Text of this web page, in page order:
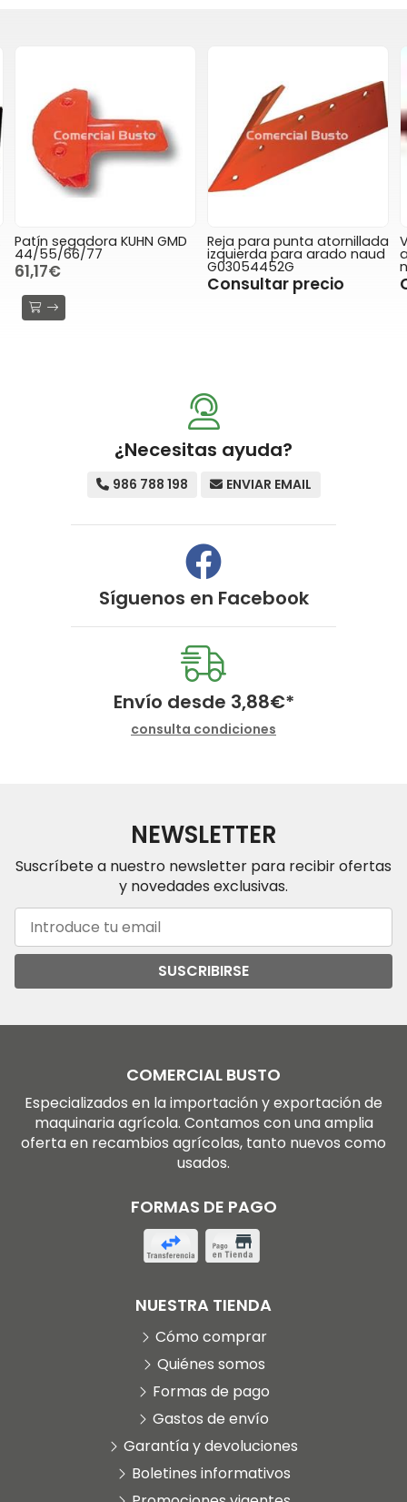
Patín segadora KUHN GMD
44/55/66/77
61,17€
Reja para punta atornillada
izquierda para arado naud
G03054452G
Consultar precio
¿Necesitas ayuda?
986 788 198 ENVIAR EMAIL
Síguenos en Facebook
Envío desde 3,88€*
consulta condiciones
NEWSLETTER
Suscríbete a nuestro newsletter para recibir ofertas
y novedades exclusivas.
SUSCRIBIRSE
COMERCIAL BUSTO
Especializados en la importación y exportación de
maquinaria agrícola. Contamos con una amplia
oferta en recambios agrícolas, tanto nuevos como
usados.
FORMAS DE PAGO
NUESTRA TIENDA
Cómo comprar
Quiénes somos
Formas de pago
Gastos de envío
Garantía y devoluciones
Boletines informativos